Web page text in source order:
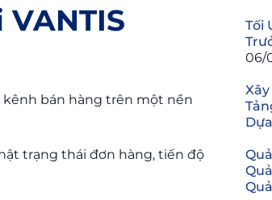
VANTIS
kênh bán hàng trên một nền
trạng thái đơn hàng, tiến độ
Tối
06/
Quả